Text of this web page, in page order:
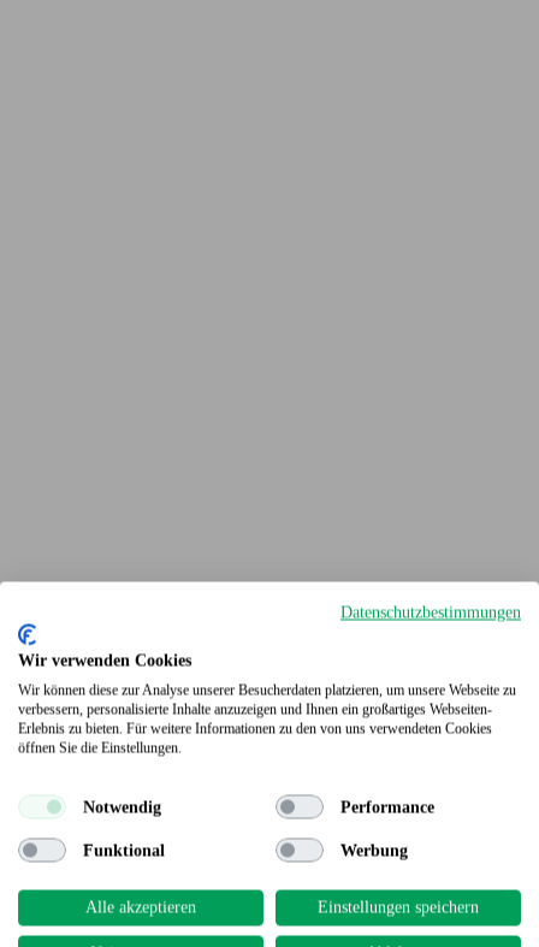
Terrassendielen
Datenschutzbestimmungen
Wir verwenden Cookies
Wir können diese zur Analyse unserer Besucherdaten platzieren, um unsere Webseite zu
verbessern, personalisierte Inhalte anzuzeigen und Ihnen ein großartiges Webseiten-
Erlebnis zu bieten. Für weitere Informationen zu den von uns verwendeten Cookies
öffnen Sie die Einstellungen.
Notwendig Performance
Funktional Werbung
Alle akzeptieren Einstellungen speichern